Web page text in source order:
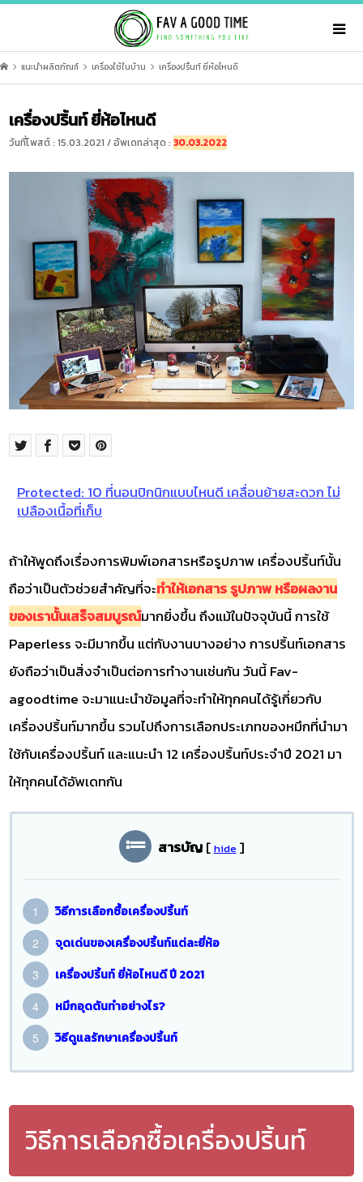
แนะนำผลิตภัณฑ์ เครื่องใช้ในบ้าน เครื่องปริ้นท์ ยี่ห้อไหนดี
เครื่องปริ้นท์ ยี่ห้อไหนดี
วันที่โพสต์ : 15.03.2021 / อัพเดทล่าสุด :30.03.2022
Protected: 10 ที่นอนปิกนิกแบบไหนดี เคลื่อนย้ายสะดวก ไม่
เปลืองเนื้อที่เก็บ
ถ้าให้พูดถึงเรื่องการพิมพ์เอกสารหรือรูปภาพ เครื่องปริ้นท์นั้น
ถือว่าเป็นตัวช่วยสำคัญที่จะทำให้เอกสาร รูปภาพ หรือผลงาน
ของเรานั้นเสร็จสมบูรณ์มากยิ่งขึ้น ถึงแม้ในปัจจุบันนี้ การใช้
Paperless จะมีมากขึ้น แต่กับงานบางอย่าง การปริ้นท์เอกสาร
ยังถือว่าเป็นสิ่งจำเป็นต่อการทำงานเช่นกัน วันนี้ Fav-
agoodtime จะมาแนะนำข้อมูลที่จะทำให้ทุกคนได้รู้เกี่ยวกับ
เครื่องปริ้นท์มากขึ้น รวมไปถึงการเลือกประเภทของหมึกที่นำมา
ใช้กับเครื่องปริ้นท์ และแนะนำ 12 เครื่องปริ้นท์ประจำปี 2021 มา
ให้ทุกคนได้อัพเดทกัน
สารบัญ [ hide ]
วิธีการเลือกซื้อเครื่องปริ้นท์
จุดเด่นของเครื่องปริ้นท์แต่ละยี่ห้อ
เครื่องปริ้นท์ ยี่ห้อไหนดี ปี 2021
หมึกอุดตันทำอย่างไร?
วิธีดูแลรักษาเครื่องปริ้นท์
วิธีการเลือกซื้อเครื่องปริ้นท์